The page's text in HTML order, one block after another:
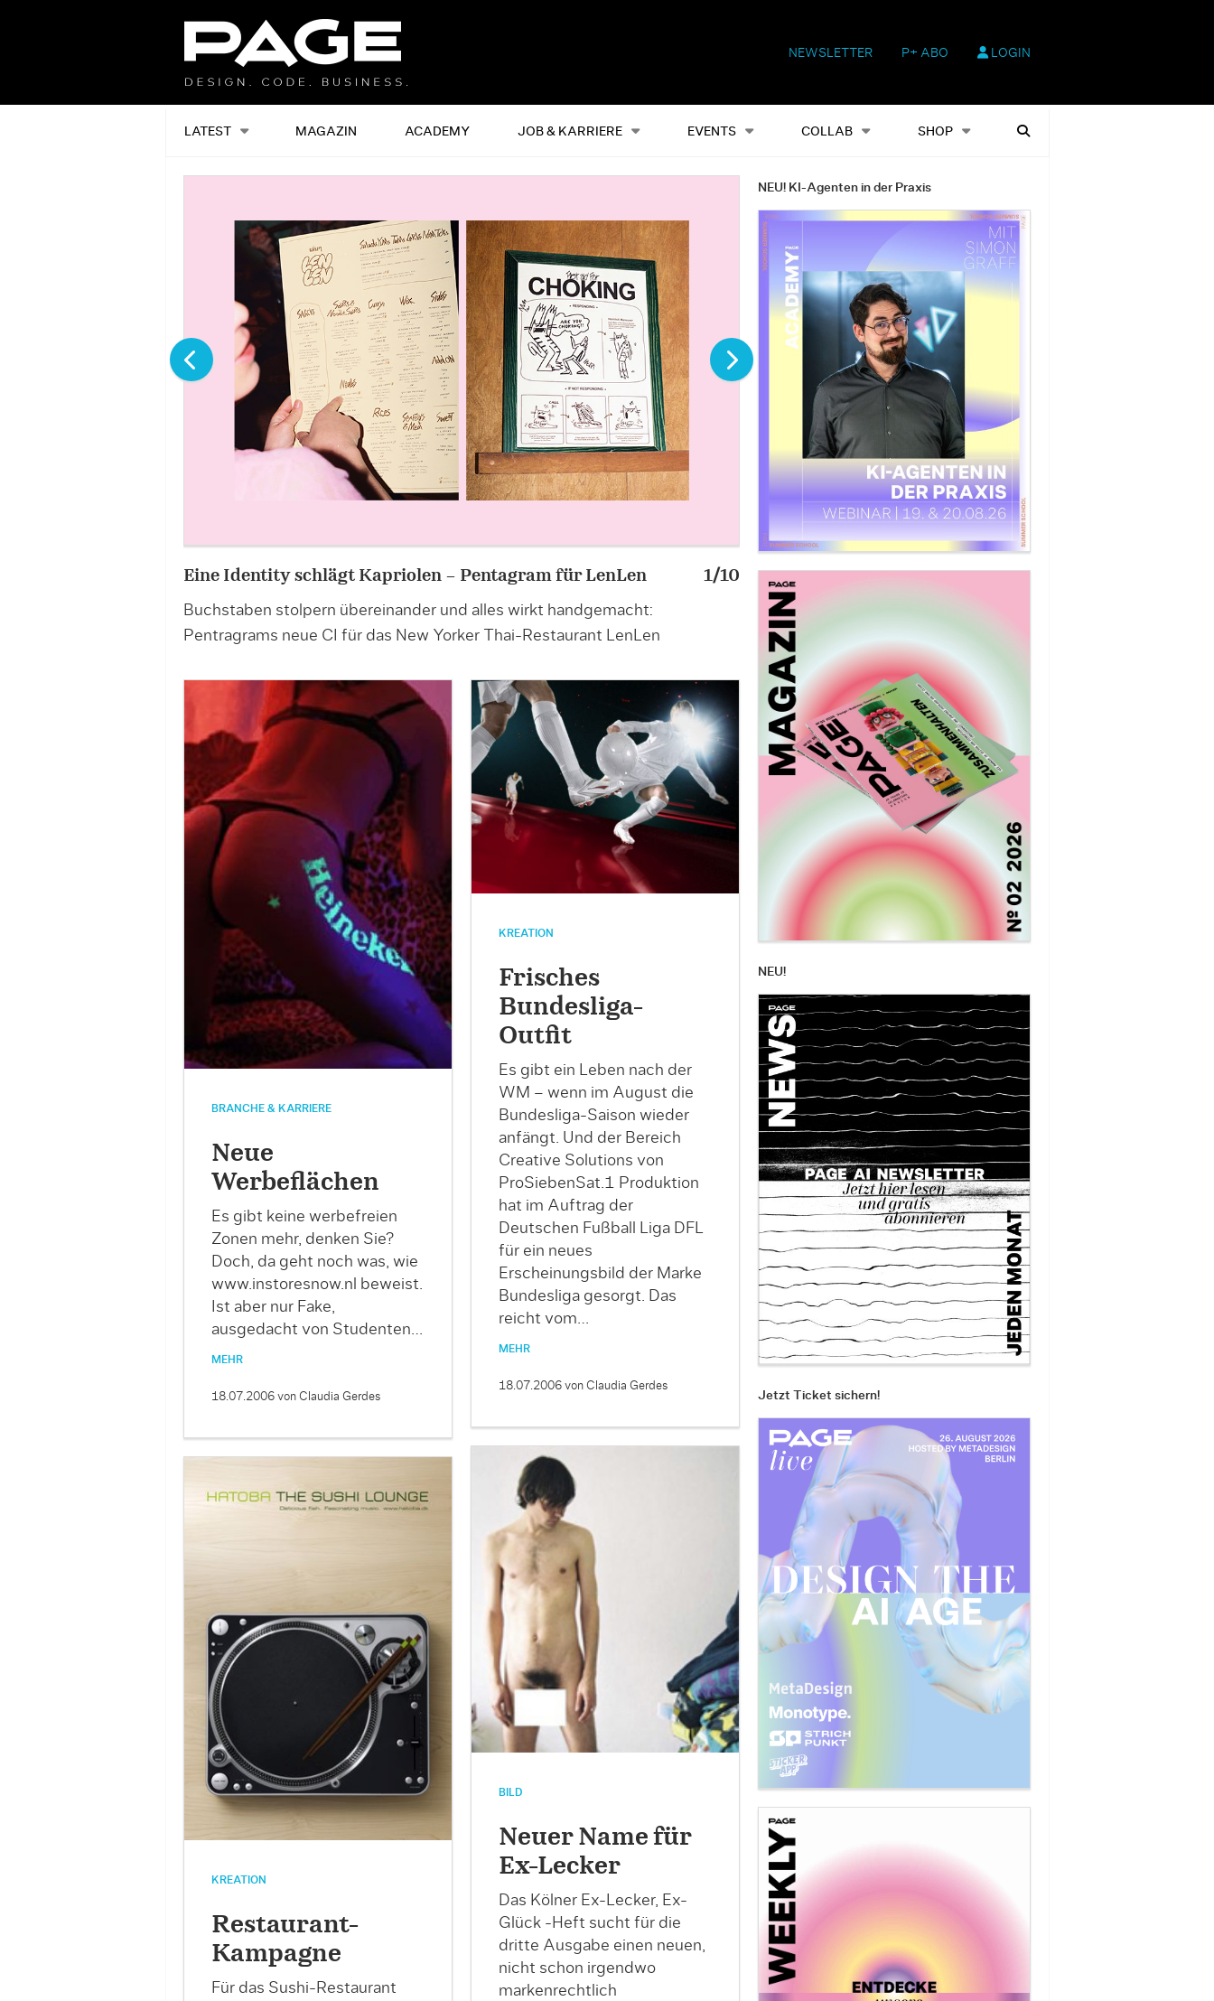
NEWSLETTER P+ ABO LOGIN
LATEST MAGAZIN ACADEMY JOB & KARRIERE EVENTS COLLAB SHOP
Alles Events Shop Heftausgaben Suchen
Eine Identity schlägt Kapriolen – Pentagram für LenLen
Buchstaben stolpern übereinander und alles wirkt handgemacht:
Pentragrams neue CI für das New Yorker Thai-Restaurant LenLen
1/10 »KI kennt keine physikalischen Grenzen – ich schon«
Produktdesignerin Tina Bobbe über Fräser mit Radius,
Espressomaschinen aus dem Prompt und »AI Slop«.
BRANCHE & KARRIERE
Neue
Werbeflächen
Es gibt keine werbefreien
Zonen mehr, denken Sie?
Doch, da geht noch was, wie
www.instoresnow.nl beweist.
Ist aber nur Fake,
ausgedacht von Studenten…
MEHR
18.07.2006 von Claudia Gerdes
KREATION
Restaurant-
Kampagne
Für das Sushi-Restaurant
KREATION
Frisches
Bundesliga-
Outfit
Es gibt ein Leben nach der
WM – wenn im August die
Bundesliga-Saison wieder
anfängt. Und der Bereich
Creative Solutions von
ProSiebenSat.1 Produktion
hat im Auftrag der
Deutschen Fußball Liga DFL
für ein neues
Erscheinungsbild der Marke
Bundesliga gesorgt. Das
reicht vom…
MEHR
18.07.2006 von Claudia Gerdes
BILD
Neuer Name für
Ex-Lecker
Das Kölner Ex-Lecker, Ex-
Glück -Heft sucht für die
dritte Ausgabe einen neuen,
nicht schon irgendwo
markenrechtlich
NEU! KI-Agenten in der Praxis
NEU!
Jetzt Ticket sichern!